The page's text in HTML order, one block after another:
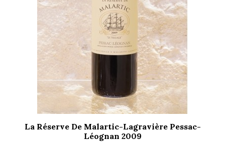
La Réserve De Malartic-Lagravière Pessac-
Léognan 2009